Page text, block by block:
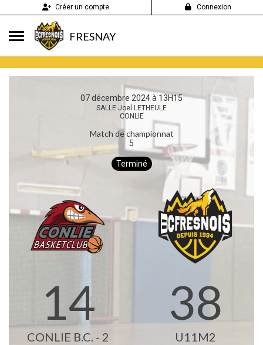
Créer un compte Connexion
FRESNAY
07 décembre 2024 à 13H15
SALLE Joel LETHEULE
CONLIE
Match de championnat
5
Terminé
14 38
CONLIE B.C. - 2 U11M2
Panneau de gestion des cookies